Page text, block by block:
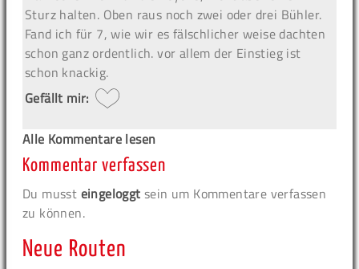
Sturz halten. Oben raus noch zwei oder drei Bühler.
Fand ich für 7, wie wir es fälschlicher weise dachten
schon ganz ordentlich. vor allem der Einstieg ist
schon knackig.
Gefällt mir:
Alle Kommentare lesen
Kommentar verfassen
Du musst eingeloggt sein um Kommentare verfassen
zu können.
Neue Routen